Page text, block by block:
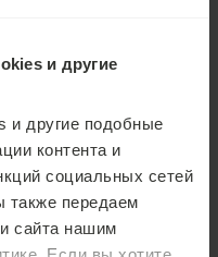
и другие
другие подобные
контента и
социальных сетей
также передаем
сайта нашим